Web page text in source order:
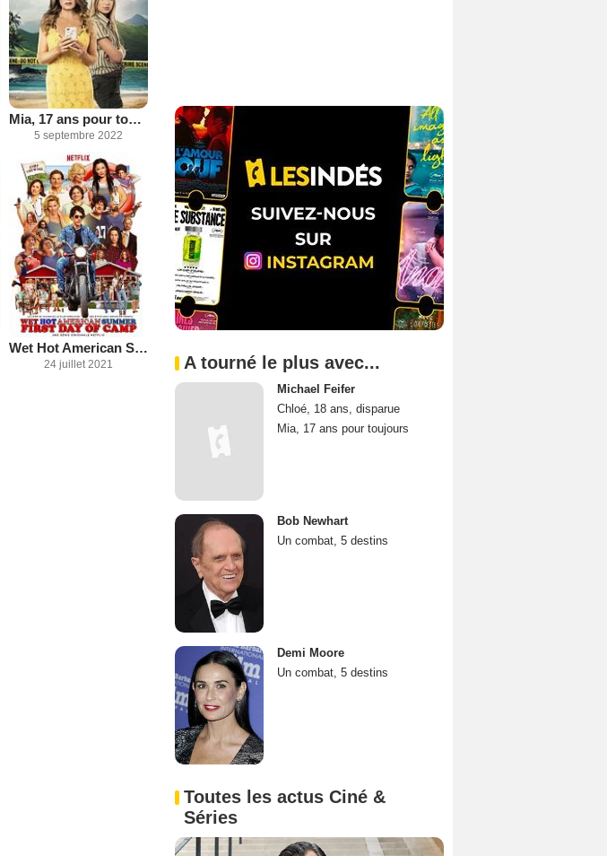
Mia, 17 ans pour toujours
5 septembre 2022
Wet Hot American Summer: First Day of Camp
24 juillet 2021 A tourné le plus avec...
Michael Feifer
Chloé, 18 ans, disparue
Mia, 17 ans pour toujours
Bob Newhart
Un combat, 5 destins
Demi Moore
Un combat, 5 destins
Toutes les actus Ciné &
Séries